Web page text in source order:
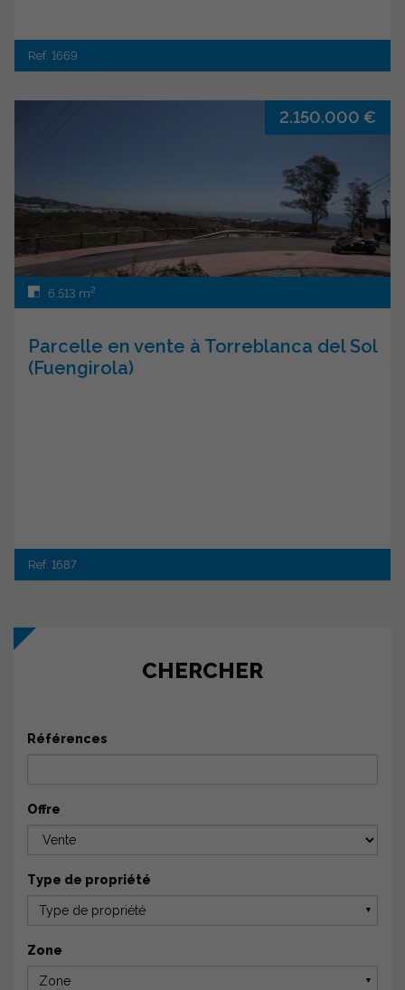
Ref. 1669
2.150.000 €
6.513 m2
Parcelle en vente à Torreblanca del Sol
(Fuengirola)
Ref. 1687
CHERCHER
Références
Offre
Type de propriété
Type de propriété ▼
Zone
Zone ▼